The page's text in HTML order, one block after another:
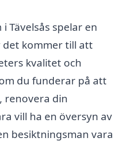
Tävelsås spelar en
kommer till att
kvalitet och
du funderar på att
renovera din
vill ha en översyn av
besiktningsman vara